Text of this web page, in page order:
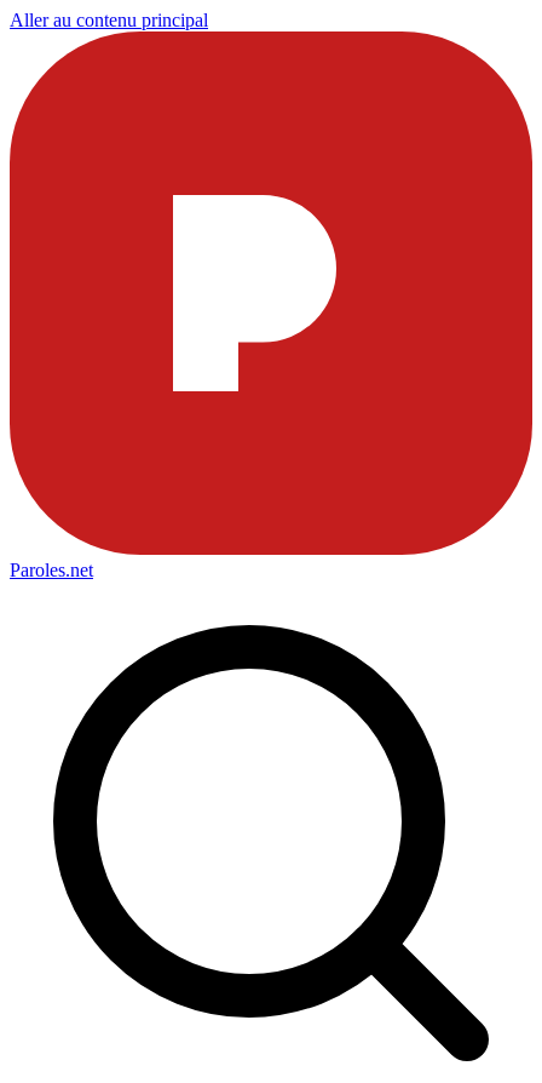
Aller au contenu principal
Paroles.net